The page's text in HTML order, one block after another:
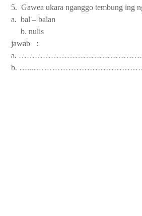
5. Gawea ukara nganggo tembung ing
a. bal – balan
b. nulis
jawab :
a.
b.